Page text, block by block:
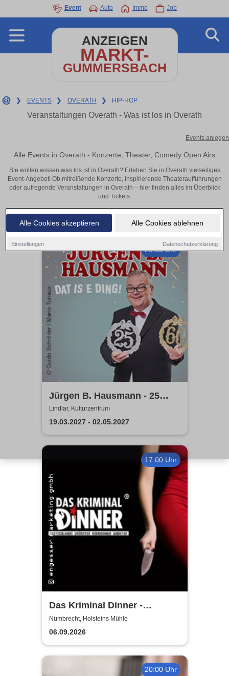
Alle Cookies akzeptieren Alle Cookies ablehnen
Einstellungen Datenschutzerklärung
Event Auto Immo Job
ANZEIGEN
MARKT-
GUMMERSBACH
❯ EVENTS ❯ OVERATH ❯ HIP-HOP
Veranstaltungen Overath - Was ist los in Overath
Events anlegen
Alle Events in Overath - Konzerte, Theater, Comedy Open Airs
Sie wollen wissen was los ist in Overath? Erleben Sie in Overath vielseitiges
Event-Angebot! Ob mitreißende Konzerte, inspirierende Theateraufführungen
oder aufregende Veranstaltungen in Overath – hier finden alles im Überblick
und Tickets.
20:00 Uhr
Jürgen B. Hausmann - 25
Jahre - Dat is e Ding!
Lindlar, Kulturzentrum
19.03.2027 - 02.05.2027
17:00 Uhr
Das Kriminal Dinner -
Hauptkommissar Schröder
ermittelt
Nümbrecht, Holsteins Mühle
06.09.2026
20:00 Uhr